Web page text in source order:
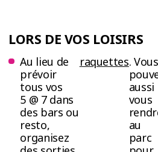
LORS DE VOS LOISIRS
Au lieu de
prévoir
tous vos
5 @ 7 dans
des bars ou
resto,
organisez
raquettes. Vous
aussi
vous
au
parc